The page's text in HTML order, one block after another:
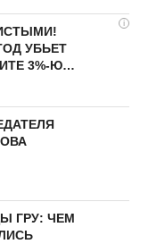
i
УБЬЕТ
3%-Ю…
ГРУ: ЧЕМ